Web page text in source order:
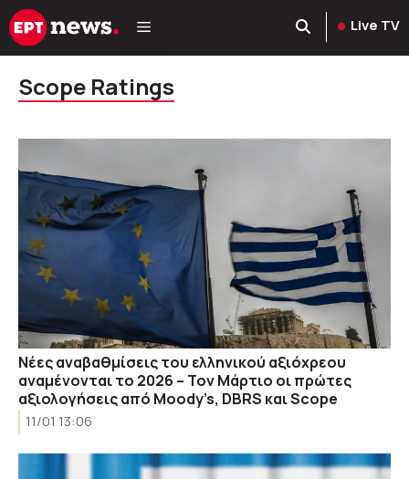
Μετάβαση
σε
Live TV
Scope Ratings
Νέες αναβαθμίσεις του ελληνικού αξιόχρεου
αναμένονται το 2026 – Τον Μάρτιο οι πρώτες
αξιολογήσεις από Moody’s, DBRS και Scope
11/01 13:06